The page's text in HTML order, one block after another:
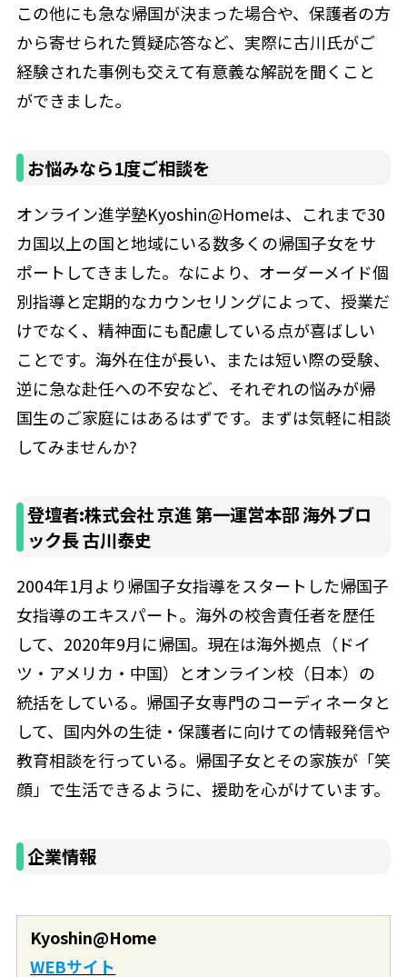
この他にも急な帰国が決まった場合や、保護者の方
から寄せられた質疑応答など、実際に古川氏がご
経験された事例も交えて有意義な解説を聞くこと
ができました。
お悩みなら1度ご相談を
オンライン進学塾Kyoshin@Homeは、これまで30
カ国以上の国と地域にいる数多くの帰国子女をサ
ポートしてきました。なにより、オーダーメイド個
別指導と定期的なカウンセリングによって、授業だ
けでなく、精神面にも配慮している点が喜ばしい
ことです。海外在住が長い、または短い際の受験、
逆に急な赴任への不安など、それぞれの悩みが帰
国生のご家庭にはあるはずです。まずは気軽に相談
してみませんか?
登壇者:株式会社 京進 第一運営本部 海外ブロ
ック長 古川泰史
2004年1月より帰国子女指導をスタートした帰国子
女指導のエキスパート。海外の校舎責任者を歴任
して、2020年9月に帰国。現在は海外拠点（ドイ
ツ・アメリカ・中国）とオンライン校（日本）の
統括をしている。帰国子女専門のコーディネータと
して、国内外の生徒・保護者に向けての情報発信や
教育相談を行っている。帰国子女とその家族が「笑
顔」で生活できるように、援助を心がけています。
企業情報
Kyoshin@Home
WEBサイト